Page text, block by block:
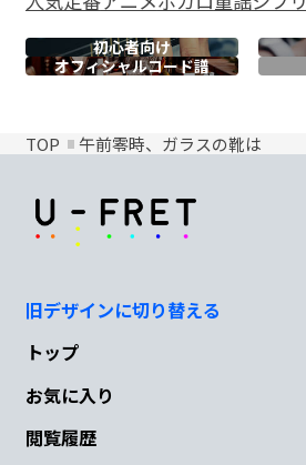
初心者向け
オフィシャルコード譜
TOP 午前零時、ガラスの靴は
旧デザインに切り替える
トップ
お気に入り
閲覧履歴